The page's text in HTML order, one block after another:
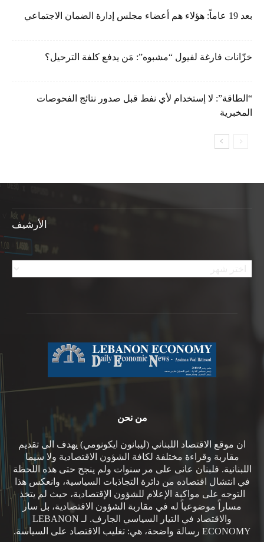
بعد 19 عاماً: هؤلاء هم أعضاء مجلس إدارة الضمان الاجتماعي
خزّانات فارغة لفيول “مشبوه”: مَن يدفع كلفة الترحيل؟
“الطاقة”: لا إستخدام لأي نفط قبل صدور نتائج الفحوصات
المخبرية
الأرشيف
الأرشيف
من نحن
ان موقع الاقتصاد اللبناني (ليبانون ايكونومي) يهدف الى تقديم
مقاربة وقراءة مختلفة لكافة الشؤون الاقتصادية ولا سيما
اللبنانية. فلبنان عانى على مر سنوات ولم ينجح حتى هذه اللحظة
في انتشال اقتصاده من دائرة التجاذبات السياسية، وانعكس هذا
التوجه على مواكبة الإعلام للشؤون الإقتصادية، حيث لم يتخذ
مساراً موضوعياً له في مقاربة الشؤون الاقتصادية، بل سار
والاقتصاد في التيار السياسي الجارف. لـ LEBANON
ECONOMY رسالة واضحة، هي: تغليب الاقتصاد على السياسة.